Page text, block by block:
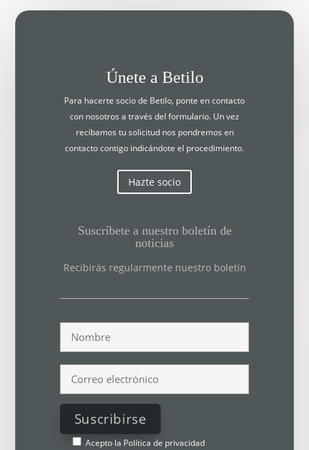
Únete a Betilo
Para hacerte socio de Betilo, ponte en contacto
con nosotros a través del formulario. Un vez
recibamos tu solicitud nos pondremos en
contacto contigo indicándote el procedimiento.
Hazte socio
Suscríbete a nuestro boletín de
noticias
Recibirás regularmente nuestro boletín
Acepto la Política de privacidad